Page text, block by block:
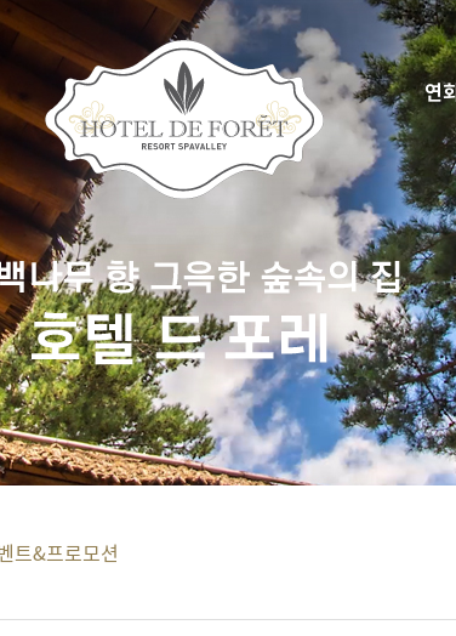
연
씨엘 드
트&프로모션